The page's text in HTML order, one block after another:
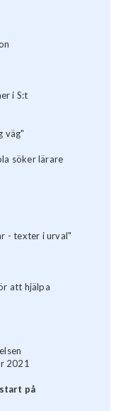
i S:t
väg"
söker lärare
- texter i urval"
att hjälpa
2021
på